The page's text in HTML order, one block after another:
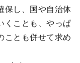
保し、国や自治体
くことも、やっぱ
ことも併せて求め